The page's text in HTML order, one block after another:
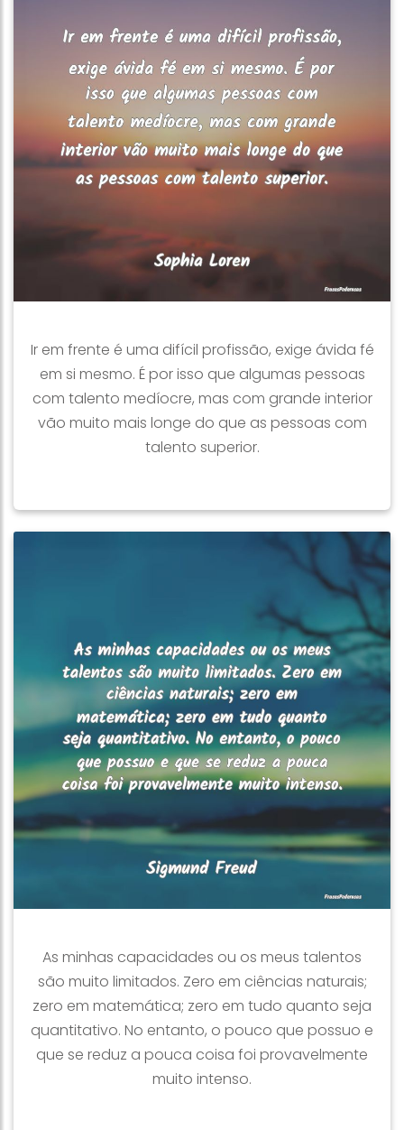
Ir em frente é uma difícil profissão, exige ávida fé
em si mesmo. É por isso que algumas pessoas
com talento medíocre, mas com grande interior
vão muito mais longe do que as pessoas com
talento superior.
As minhas capacidades ou os meus talentos
são muito limitados. Zero em ciências naturais;
zero em matemática; zero em tudo quanto seja
quantitativo. No entanto, o pouco que possuo e
que se reduz a pouca coisa foi provavelmente
muito intenso.